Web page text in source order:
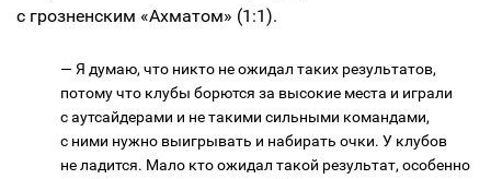
с грозненским «Ахматом» (1:1).
— Я думаю, что никто не ожидал таких результатов,
потому что клубы борются за высокие места и играли
с аутсайдерами и не такими сильными командами,
с ними нужно выигрывать и набирать очки. У клубов
не ладится. Мало кто ожидал такой результат, особенно